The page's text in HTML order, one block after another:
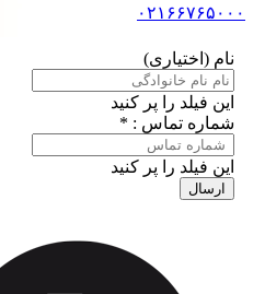
۰۲۱۶۶۷۶۵۰۰۰
نام (اختیاری)
این فیلد را پر کنید
شماره تماس : *
این فیلد را پر کنید
ارسال